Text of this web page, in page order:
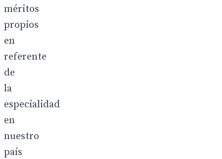
méritos
propios
en
referente
de
la
especialidad
en
nuestro
país